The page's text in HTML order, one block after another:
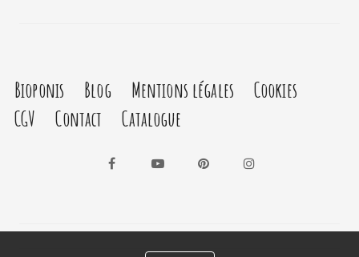
Bioponis Blog Mentions légales
Cookies
CGV
Contact Catalogue
Facebook YouTube Pinterest